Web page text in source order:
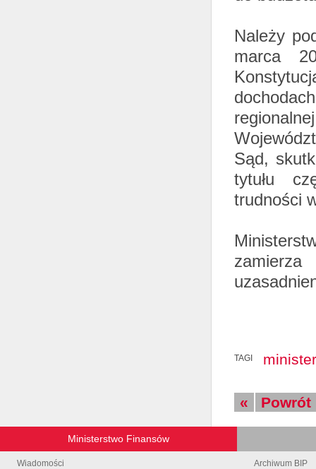
Należy
marca
Sąd,
tytułu
trudności
TAGI
« Powrót
Ministerstwo Finansów
Wiadomości
Archiwum BIP